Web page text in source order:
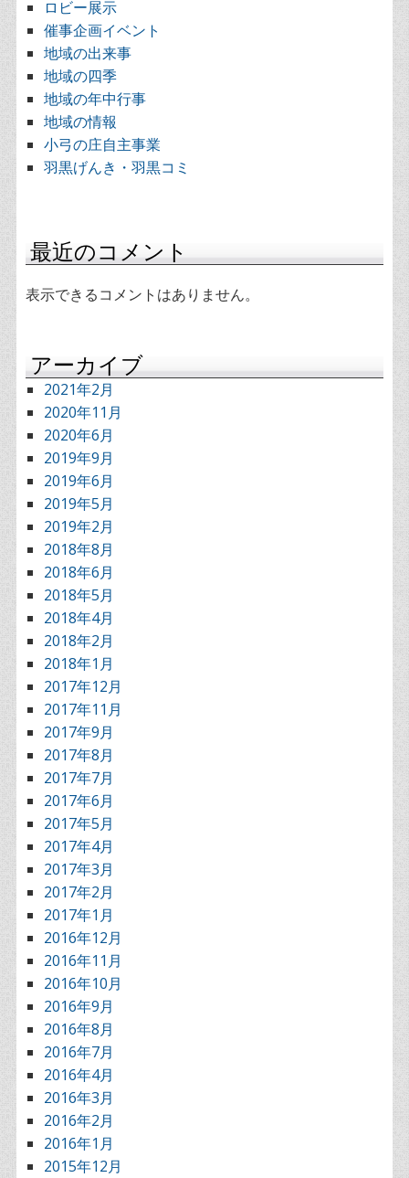
ロビー展示
催事企画イベント
地域の出来事
地域の四季
地域の年中行事
地域の情報
小弓の庄自主事業
羽黒げんき・羽黒コミ
最近のコメント
表示できるコメントはありません。
アーカイブ
2021年2月
2020年11月
2020年6月
2019年9月
2019年6月
2019年5月
2019年2月
2018年8月
2018年6月
2018年5月
2018年4月
2018年2月
2018年1月
2017年12月
2017年11月
2017年9月
2017年8月
2017年7月
2017年6月
2017年5月
2017年4月
2017年3月
2017年2月
2017年1月
2016年12月
2016年11月
2016年10月
2016年9月
2016年8月
2016年7月
2016年4月
2016年3月
2016年2月
2016年1月
2015年12月